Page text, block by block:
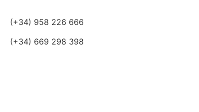
(+34) 958 226 666
(+34) 669 298 398